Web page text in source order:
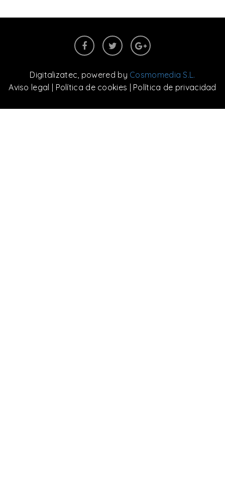
Digitalizatec, powered by Cosmomedia S.L.
Aviso legal
Política de cookies Política de privacidad